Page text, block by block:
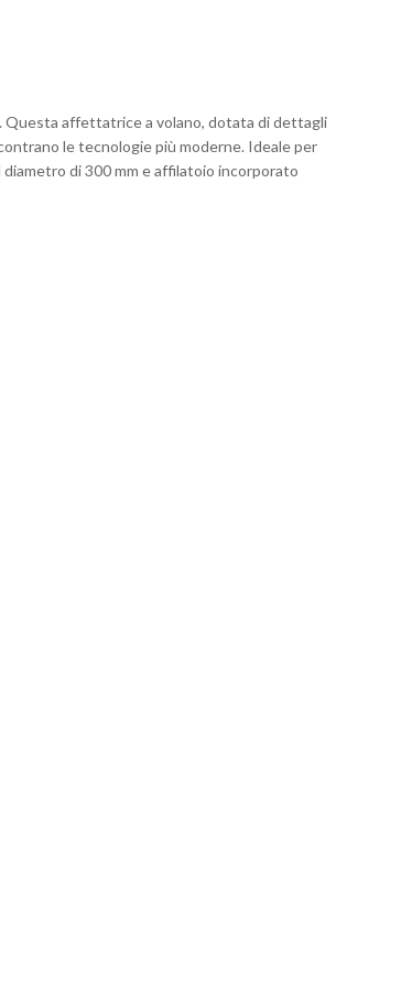
Questa affettatrice a volano, dotata di dettagli
le tecnologie più moderne. Ideale per
di 300 mm e affilatoio incorporato